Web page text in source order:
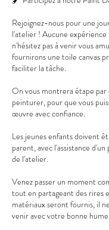
Rejoignez-nous pour une
l'atelier ! Aucune expérience
n'hésitez pas à venir vous
fournirons une toile canvas
faciliter la tâche.
On vous montrera étape
peinturer, pour que vous
œuvre avec confiance.
Les jeunes enfants doivent
parent, avec l'assistance
de l'atelier.
Venez passer un moment
tout en partageant des rires
matériaux seront fournis, il
venir avec votre bonne